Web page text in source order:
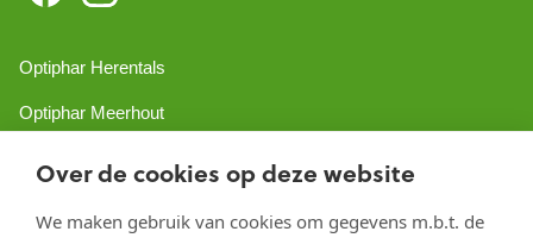
Over de cookies op deze website
We maken gebruik van cookies om gegevens m.b.t. de
Optiphar Herentals
Optiphar Meerhout